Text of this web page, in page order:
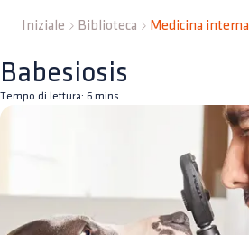
Iniziale Biblioteca Medicina interna
Babesiosis
Tempo di lettura: 6 mins